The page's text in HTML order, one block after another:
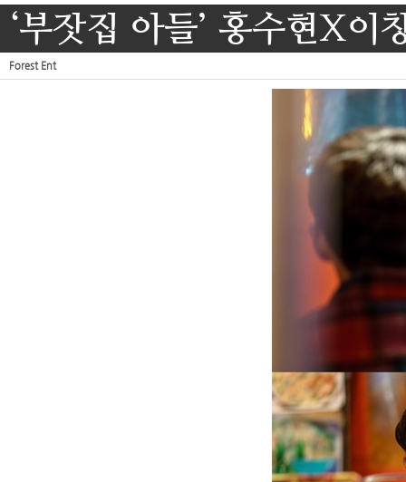
‘부잣집 아들’ 홍수현X
Forest Ent